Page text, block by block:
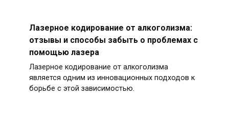
Лазерное кодирование от алкоголизма:
отзывы и способы забыть о проблемах с
помощью лазера
Лазерное кодирование от алкоголизма
является одним из инновационных подходов к
борьбе с этой зависимостью.